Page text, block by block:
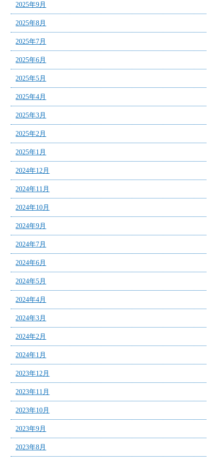
2025年9月
2025年8月
2025年7月
2025年6月
2025年5月
2025年4月
2025年3月
2025年2月
2025年1月
2024年12月
2024年11月
2024年10月
2024年9月
2024年7月
2024年6月
2024年5月
2024年4月
2024年3月
2024年2月
2024年1月
2023年12月
2023年11月
2023年10月
2023年9月
2023年8月